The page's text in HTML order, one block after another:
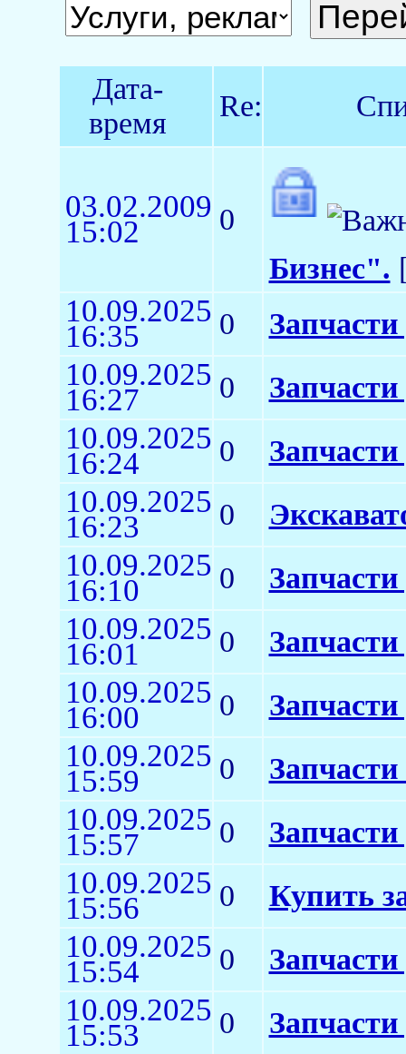
Дата-
время
Re:
03.02.2009
15:02
0
Бизнес".
10.09.2025
16:35 0
10.09.2025
16:27 0
10.09.2025
16:24 0
10.09.2025
16:23 0
10.09.2025
16:10 0
10.09.2025
16:01 0 Запчасти
10.09.2025
16:00 0 Запчасти
10.09.2025
15:59 0 Запчасти
10.09.2025
15:57 0
10.09.2025
15:56 0 Купить
10.09.2025
15:54 0
10.09.2025
15:53 0